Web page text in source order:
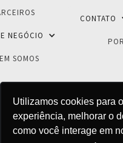
Utilizamos cookies para
experiência, melhorar o
como você interage em
NEGÓCIO
SOMOS
CONTATO